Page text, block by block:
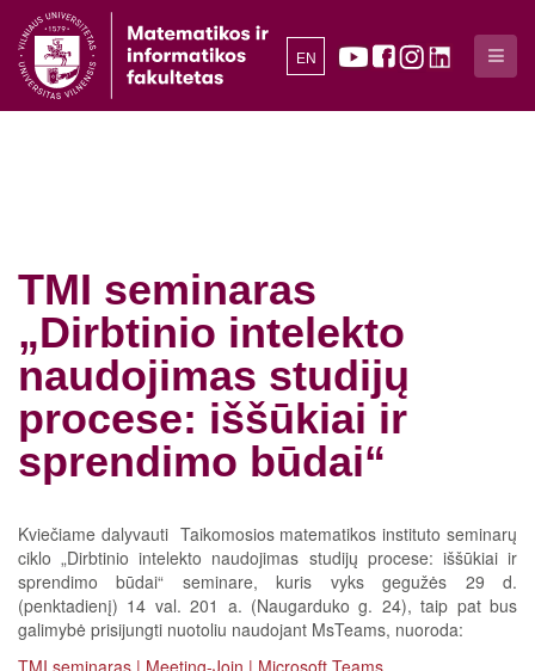
EN
TMI seminaras
„Dirbtinio intelekto
naudojimas studijų
procese: iššūkiai ir
sprendimo būdai“
Kviečiame dalyvauti Taikomosios matematikos instituto seminarų
ciklo „Dirbtinio intelekto naudojimas studijų procese: iššūkiai ir
sprendimo būdai“ seminare, kuris vyks gegužės 29 d.
(penktadienį) 14 val. 201 a. (Naugarduko g. 24), taip pat bus
galimybė prisijungti nuotoliu naudojant MsTeams, nuoroda:
TMI seminaras | Meeting-Join | Microsoft Teams